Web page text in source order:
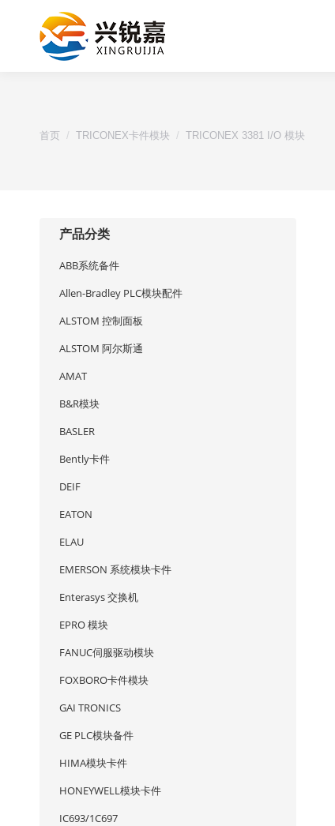
首页 TRICONEX卡件模块 TRICONEX 3381 I/O 模块
产品分类
ABB系统备件
Allen-Bradley PLC模块配件
ALSTOM 控制面板
ALSTOM 阿尔斯通
AMAT
B&R模块
BASLER
Bently卡件
DEIF
EATON
ELAU
EMERSON 系统模块卡件
Enterasys 交换机
EPRO 模块
FANUC伺服驱动模块
FOXBORO卡件模块
GAI TRONICS
GE PLC模块备件
HIMA模块卡件
HONEYWELL模块卡件
IC693/1C697